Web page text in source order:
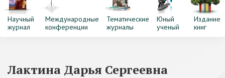
Научный
журнал
Международные
конференции
Тематические
журналы
Юный
ученый
Издание
книг
Лактина Дарья Сергеевна